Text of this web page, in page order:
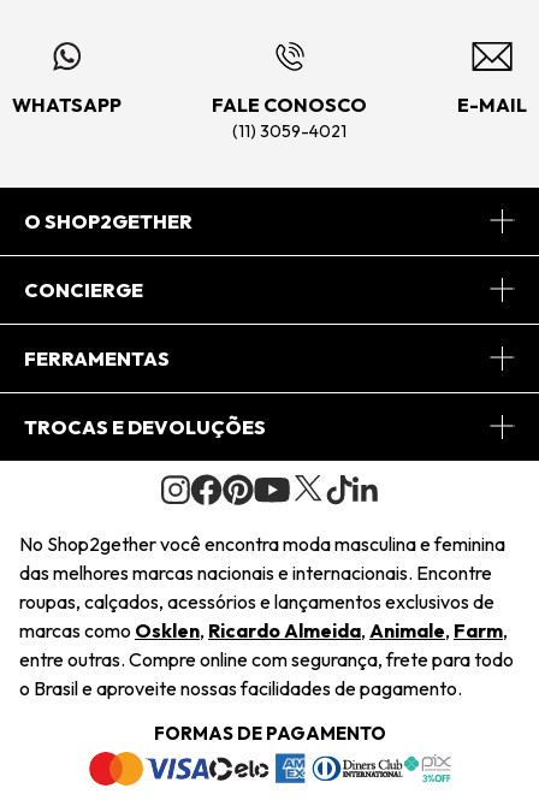
WHATSAPP FALE CONOSCO
(11) 3059-4021
E-MAIL
O SHOP2GETHER
Sobre Nós
Journal
Saiu na Mídia
Sustentabilidade
Navegando
Termos e Condições
CONCIERGE
Central de Relacionamento
Regulamento e Promoções
FERRAMENTAS
Minha Conta
Pedido de Presente
Wishlist
TROCAS E DEVOLUÇÕES
Condições Gerais
Troca Fácil
Restituição de Pagamento
Dúvidas Frequentes
Termos e Condições
Política de Privacidade
No Shop2gether você encontra moda masculina e feminina
das melhores marcas nacionais e internacionais. Encontre
roupas, calçados, acessórios e lançamentos exclusivos de
marcas como Osklen, Ricardo Almeida, Animale, Farm,
entre outras. Compre online com segurança, frete para todo
o Brasil e aproveite nossas facilidades de pagamento.
FORMAS DE PAGAMENTO